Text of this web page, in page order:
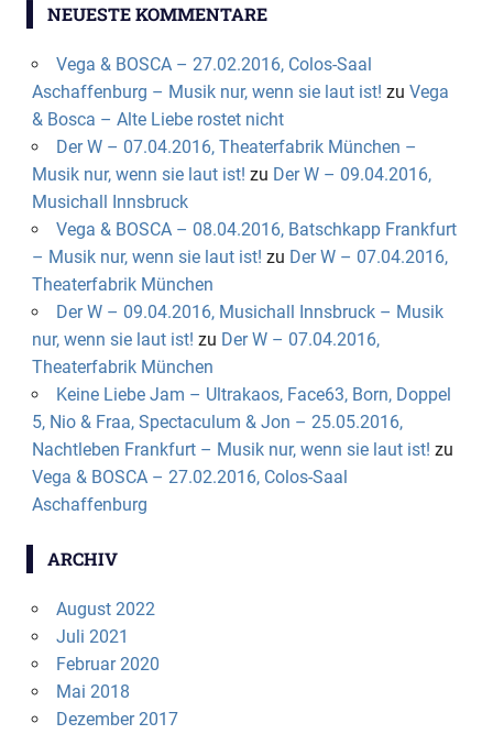
NEUESTE KOMMENTARE
Vega & BOSCA – 27.02.2016, Colos-Saal
Aschaffenburg – Musik nur, wenn sie laut ist! zu Vega
& Bosca – Alte Liebe rostet nicht
Der W – 07.04.2016, Theaterfabrik München –
Musik nur, wenn sie laut ist! zu Der W – 09.04.2016,
Musichall Innsbruck
Vega & BOSCA – 08.04.2016, Batschkapp Frankfurt
– Musik nur, wenn sie laut ist! zu Der W – 07.04.2016,
Theaterfabrik München
Der W – 09.04.2016, Musichall Innsbruck – Musik
nur, wenn sie laut ist! zu Der W – 07.04.2016,
Theaterfabrik München
Keine Liebe Jam – Ultrakaos, Face63, Born, Doppel
5, Nio & Fraa, Spectaculum & Jon – 25.05.2016,
Nachtleben Frankfurt – Musik nur, wenn sie laut ist! zu
Vega & BOSCA – 27.02.2016, Colos-Saal
Aschaffenburg
ARCHIV
August 2022
Juli 2021
Februar 2020
Mai 2018
Dezember 2017